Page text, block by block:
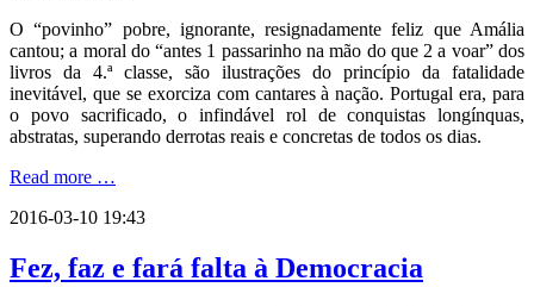
O “povinho” pobre, ignorante, resignadamente feliz que Amália
cantou; a moral do “antes 1 passarinho na mão do que 2 a voar” dos
livros da 4.ª classe, são ilustrações do princípio da fatalidade
inevitável, que se exorciza com cantares à nação. Portugal era, para
o povo sacrificado, o infindável rol de conquistas longínquas,
abstratas, superando derrotas reais e concretas de todos os dias.
Read more …
2016-03-10 19:43
Fez, faz e fará falta à Democracia